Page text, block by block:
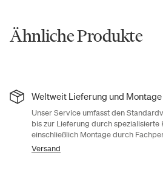
Ähnliche Produkte
Weltweit Lieferung und Montage
Unser Service umfasst den
bis zur Lieferung durch spezialisierte
einschließlich Montage durch
Versand